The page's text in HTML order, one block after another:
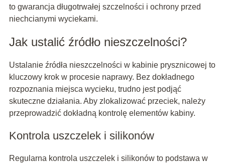
to gwarancja długotrwałej szczelności i ochrony przed
niechcianymi wyciekami.
Jak ustalić źródło nieszczelności?
Ustalanie źródła nieszczelności w kabinie prysznicowej to
kluczowy krok w procesie naprawy. Bez dokładnego
rozpoznania miejsca wycieku, trudno jest podjąć
skuteczne działania. Aby zlokalizować przeciek, należy
przeprowadzić dokładną kontrolę elementów kabiny.
Kontrola uszczelek i silikonów
Regularna kontrola uszczelek i silikonów to podstawa w